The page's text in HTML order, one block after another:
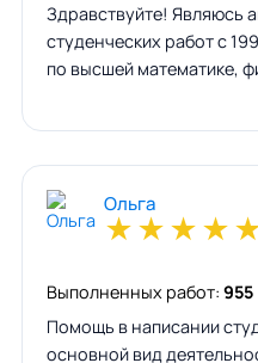
Здравствуйте! Являюсь
студенческих работ с
по высшей математике,
Ольга
★★★★
Выполненных работ: 955
Помощь в написании
основной вид